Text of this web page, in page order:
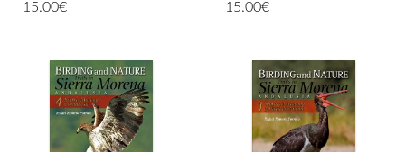
15.00€ 15.00€